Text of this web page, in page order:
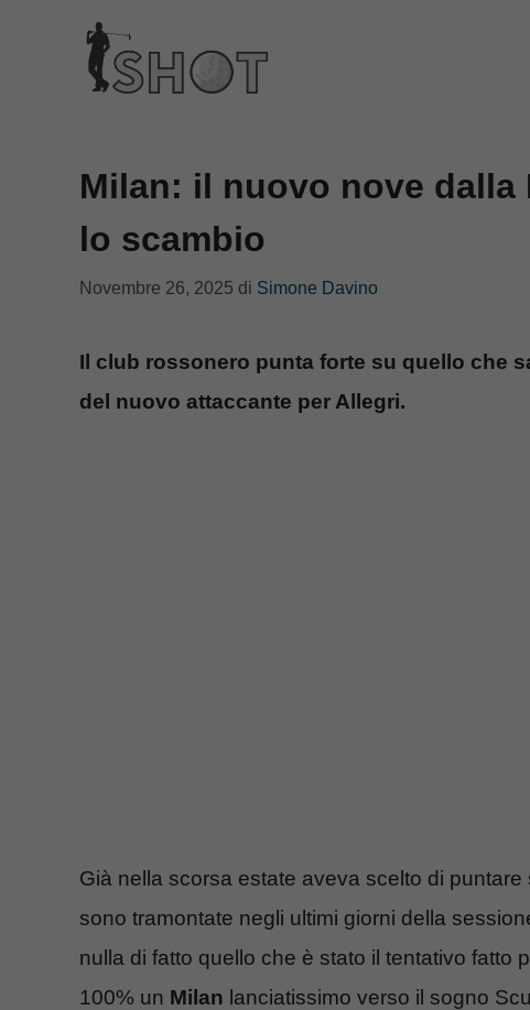
contenuto
Milan: il nuovo nove dalla
lo scambio
Novembre 26, 2025 di Simone Davino
Il club rossonero punta forte su quello che
del nuovo attaccante per Allegri.
Già nella scorsa estate aveva scelto di
sono tramontate negli ultimi giorni della
nulla di fatto quello che è stato il tentativo fatto
100% un Milan lanciatissimo verso il sogno